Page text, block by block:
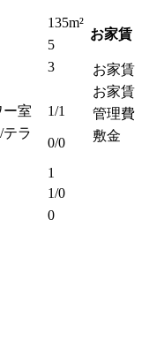
135m²
5
3
ー室
1/1
ラ
0/0
1
1/0
0
お家賃
お家賃
お家賃
管理費
敷金